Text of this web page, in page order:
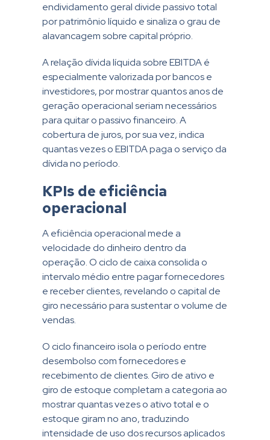
endividamento geral divide passivo total
por patrimônio líquido e sinaliza o grau de
alavancagem sobre capital próprio.
A relação dívida líquida sobre EBITDA é
especialmente valorizada por bancos e
investidores, por mostrar quantos anos de
geração operacional seriam necessários
para quitar o passivo financeiro. A
cobertura de juros, por sua vez, indica
quantas vezes o EBITDA paga o serviço da
dívida no período.
KPIs de eficiência
operacional
A eficiência operacional mede a
velocidade do dinheiro dentro da
operação. O ciclo de caixa consolida o
intervalo médio entre pagar fornecedores
e receber clientes, revelando o capital de
giro necessário para sustentar o volume de
vendas.
O ciclo financeiro isola o período entre
desembolso com fornecedores e
recebimento de clientes. Giro de ativo e
giro de estoque completam a categoria ao
mostrar quantas vezes o ativo total e o
estoque giram no ano, traduzindo
intensidade de uso dos recursos aplicados